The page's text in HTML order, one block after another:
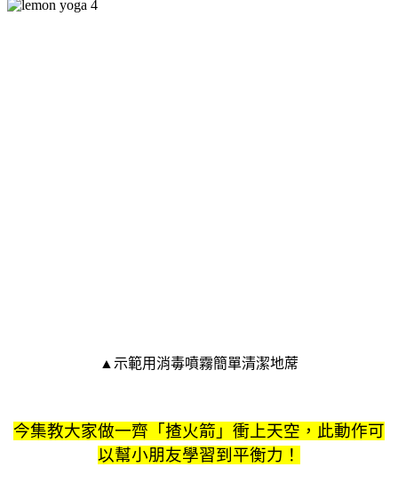
▲示範用消毒噴霧簡單清潔地蓆
今集教大家做一齊「揸火箭」衝上天空，此動作可
以幫小朋友學習到平衡力！